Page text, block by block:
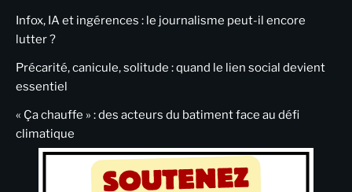
Infox, IA et ingérences : le journalisme peut-il encore
lutter ?
Précarité, canicule, solitude : quand le lien social devient
essentiel
« Ça chauffe » : des acteurs du batiment face au défi
climatique